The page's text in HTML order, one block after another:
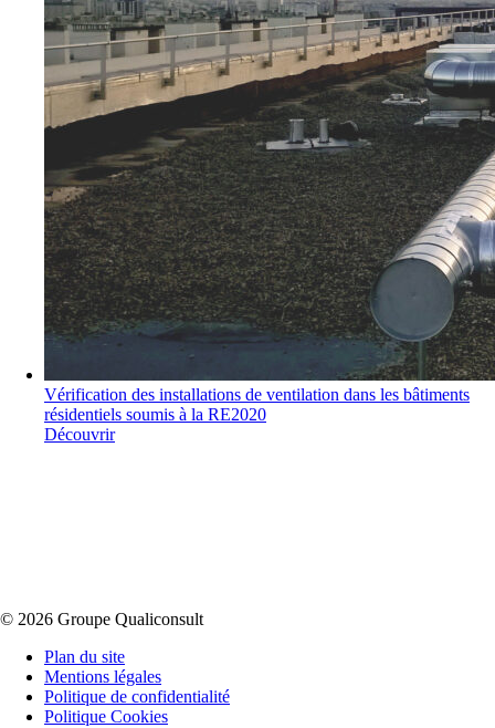
Vérification des installations de ventilation dans les bâtiments
résidentiels soumis à la RE2020
Découvrir
© 2026 Groupe Qualiconsult
Plan du site
Mentions légales
Politique de confidentialité
Politique Cookies